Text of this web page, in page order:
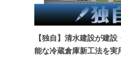
【独自】清水建設が建
能な冷蔵倉庫新工法を実